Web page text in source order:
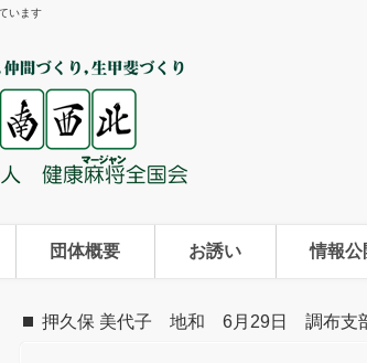
います
団体概要 お誘い 情報公
押久保 美代子 地和 6月29日 調布支